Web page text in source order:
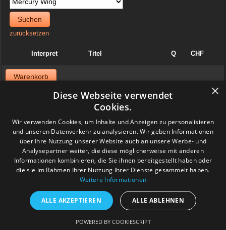
Suchen
zurücksetzen
Interpret Titel Q CHF
Warenkorb
Jazzvinyl.ch ist am Sonntag 06. April ab 10 Uhr an der
Schallplattenbörse im Volkshaus in Zürich
Wir haben auch einiges aus der Sammlung von Patrick! Ich bringe
viel Dolphy, Art Farmer usw.
Feedback
www.grashalm-it.ch |(www.pinkytoes.com)
×
Diese Webseite verwendet
Cookies.
Wir verwenden Cookies, um Inhalte und Anzeigen zu personalisieren
und unseren Datenverkehr zu analysieren. Wir geben Informationen
über Ihre Nutzung unserer Website auch an unsere Werbe- und
Analysepartner weiter, die diese möglicherweise mit anderen
Informationen kombinieren, die Sie ihnen bereitgestellt haben oder
die sie im Rahmen Ihrer Nutzung ihrer Dienste gesammelt haben.
Weitere Informationen
ALLE AKZEPTIEREN ALLE ABLEHNEN
POWERED BY COOKIESCRIPT